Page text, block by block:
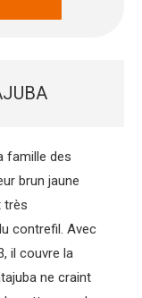
famille des
brun jaune
très
contrefil. Avec
il couvre la
ne craint